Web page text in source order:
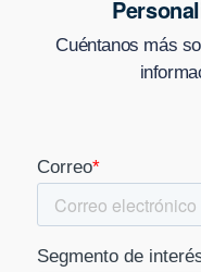
Cuéntanos más